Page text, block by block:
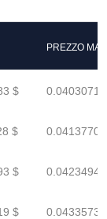
PREZZO
$
$
$
$